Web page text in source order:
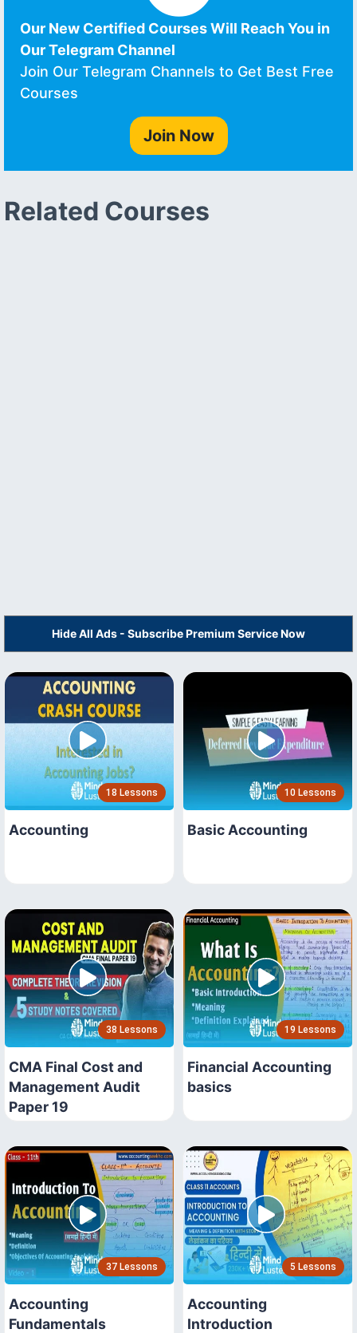
Our New Certified Courses Will Reach You in
Our Telegram Channel
Join Our Telegram Channels to Get Best Free
Courses
Join Now
Related Courses
Hide All Ads - Subscribe Premium Service Now
18 Lessons
Accounting
10 Lessons
Basic Accounting
38 Lessons
CMA Final Cost and
Management Audit
Paper 19
19 Lessons
Financial Accounting
basics
37 Lessons
Accounting
Fundamentals
5 Lessons
Accounting
Introduction